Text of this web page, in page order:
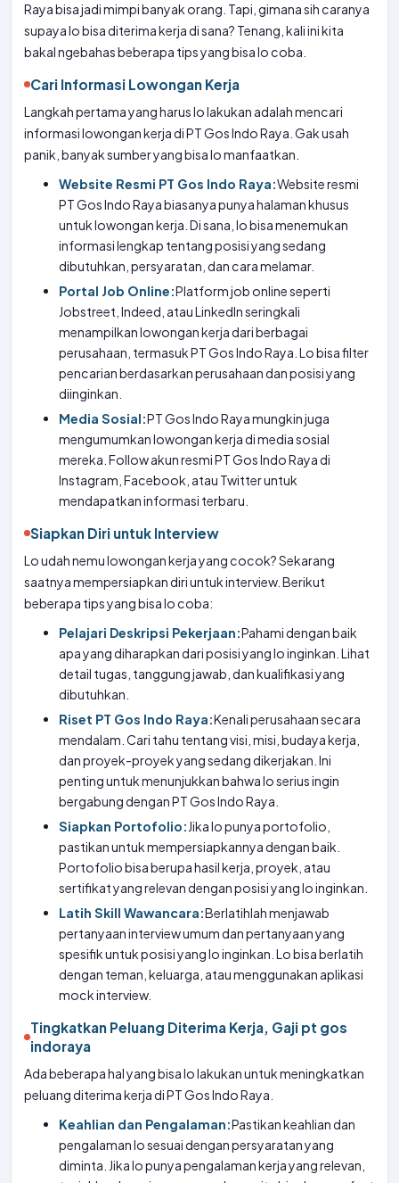
Raya bisa jadi mimpi banyak orang. Tapi, gimana sih caranya
supaya lo bisa diterima kerja di sana? Tenang, kali ini kita
bakal ngebahas beberapa tips yang bisa lo coba.
Cari Informasi Lowongan Kerja
Langkah pertama yang harus lo lakukan adalah mencari
informasi lowongan kerja di PT Gos Indo Raya. Gak usah
panik, banyak sumber yang bisa lo manfaatkan.
Website Resmi PT Gos Indo Raya:Website resmi
PT Gos Indo Raya biasanya punya halaman khusus
untuk lowongan kerja. Di sana, lo bisa menemukan
informasi lengkap tentang posisi yang sedang
dibutuhkan, persyaratan, dan cara melamar.
Portal Job Online:Platform job online seperti
Jobstreet, Indeed, atau LinkedIn seringkali
menampilkan lowongan kerja dari berbagai
perusahaan, termasuk PT Gos Indo Raya. Lo bisa filter
pencarian berdasarkan perusahaan dan posisi yang
diinginkan.
Media Sosial:PT Gos Indo Raya mungkin juga
mengumumkan lowongan kerja di media sosial
mereka. Follow akun resmi PT Gos Indo Raya di
Instagram, Facebook, atau Twitter untuk
mendapatkan informasi terbaru.
Siapkan Diri untuk Interview
Lo udah nemu lowongan kerja yang cocok? Sekarang
saatnya mempersiapkan diri untuk interview. Berikut
beberapa tips yang bisa lo coba:
Pelajari Deskripsi Pekerjaan:Pahami dengan baik
apa yang diharapkan dari posisi yang lo inginkan. Lihat
detail tugas, tanggung jawab, dan kualifikasi yang
dibutuhkan.
Riset PT Gos Indo Raya:Kenali perusahaan secara
mendalam. Cari tahu tentang visi, misi, budaya kerja,
dan proyek-proyek yang sedang dikerjakan. Ini
penting untuk menunjukkan bahwa lo serius ingin
bergabung dengan PT Gos Indo Raya.
Siapkan Portofolio:Jika lo punya portofolio,
pastikan untuk mempersiapkannya dengan baik.
Portofolio bisa berupa hasil kerja, proyek, atau
sertifikat yang relevan dengan posisi yang lo inginkan.
Latih Skill Wawancara:Berlatihlah menjawab
pertanyaan interview umum dan pertanyaan yang
spesifik untuk posisi yang lo inginkan. Lo bisa berlatih
dengan teman, keluarga, atau menggunakan aplikasi
mock interview.
Tingkatkan Peluang Diterima Kerja, Gaji pt gos
indoraya
Ada beberapa hal yang bisa lo lakukan untuk meningkatkan
peluang diterima kerja di PT Gos Indo Raya.
Keahlian dan Pengalaman:Pastikan keahlian dan
pengalaman lo sesuai dengan persyaratan yang
diminta. Jika lo punya pengalaman kerja yang relevan,